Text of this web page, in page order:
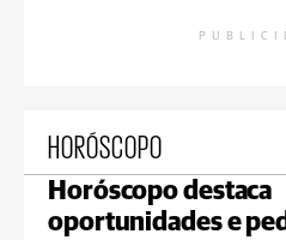
HORÓSCOPO
Horóscopo destaca
oportunidades e